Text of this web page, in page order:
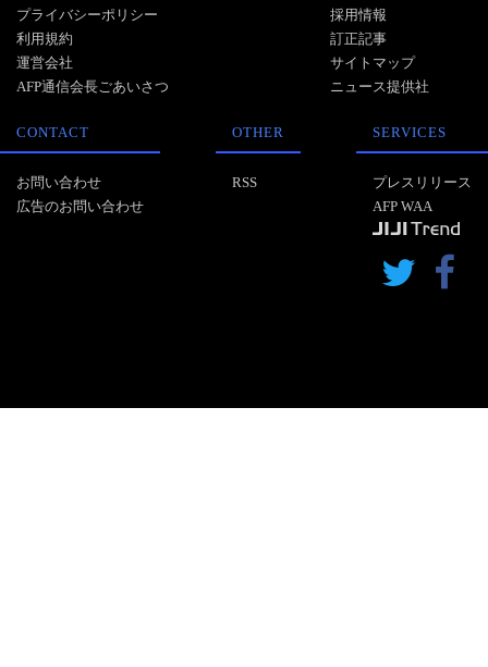
プライバシーポリシー
利用規約
運営会社
AFP通信会長ごあいさつ
採用情報
訂正記事
サイトマップ
ニュース提供社
CONTACT
お問い合わせ
広告のお問い合わせ
OTHER
RSS
SERVICES
プレスリリース
AFP WAA